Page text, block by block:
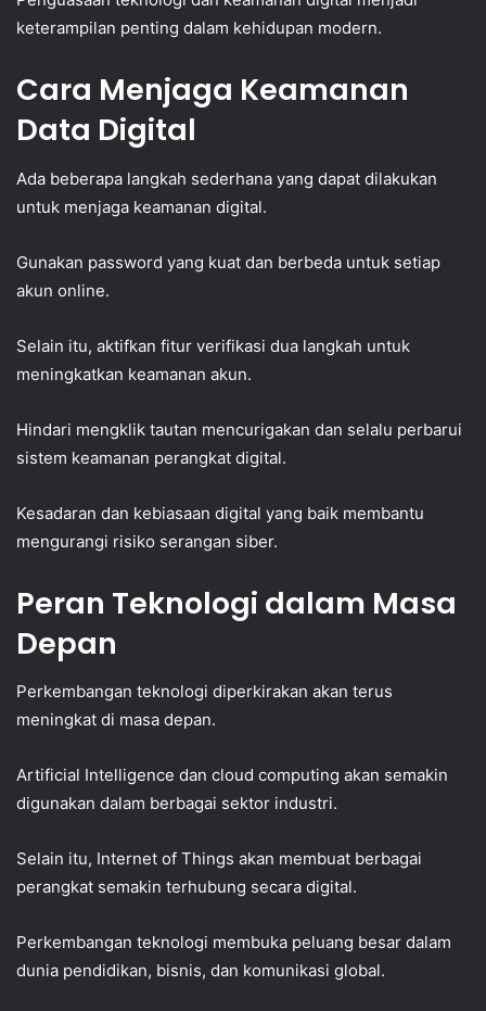
keterampilan penting dalam kehidupan modern.
Cara Menjaga Keamanan
Data Digital
Ada beberapa langkah sederhana yang dapat dilakukan
untuk menjaga keamanan digital.
Gunakan password yang kuat dan berbeda untuk setiap
akun online.
Selain itu, aktifkan fitur verifikasi dua langkah untuk
meningkatkan keamanan akun.
Hindari mengklik tautan mencurigakan dan selalu perbarui
sistem keamanan perangkat digital.
Kesadaran dan kebiasaan digital yang baik membantu
mengurangi risiko serangan siber.
Peran Teknologi dalam Masa
Depan
Perkembangan teknologi diperkirakan akan terus
meningkat di masa depan.
Artificial Intelligence dan cloud computing akan semakin
digunakan dalam berbagai sektor industri.
Selain itu, Internet of Things akan membuat berbagai
perangkat semakin terhubung secara digital.
Perkembangan teknologi membuka peluang besar dalam
dunia pendidikan, bisnis, dan komunikasi global.